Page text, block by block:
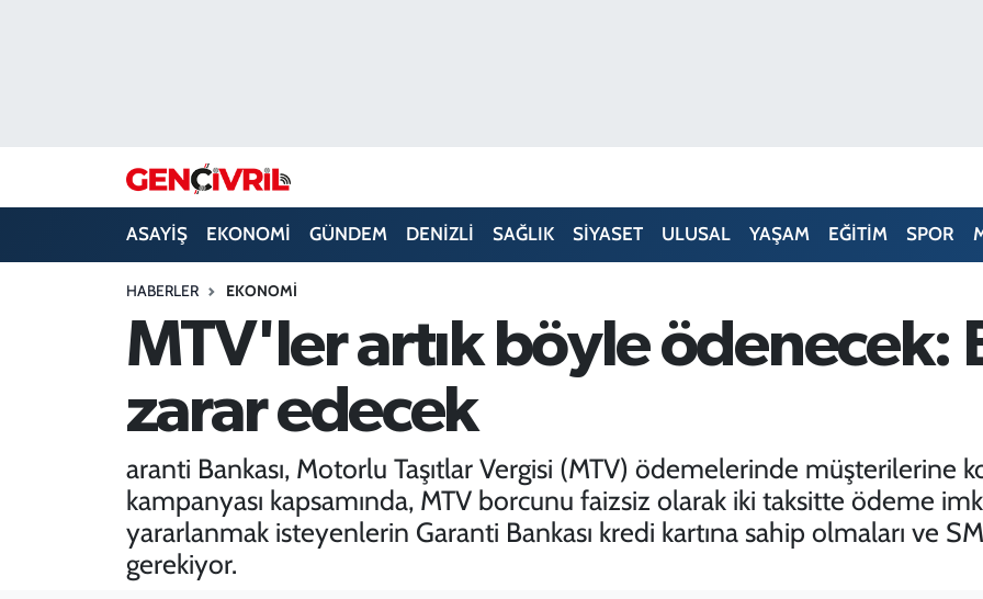
ASAYİŞ EKONOMİ GÜNDEM DENİZLİ SAĞLIK SİYASET ULUSAL YAŞAM EĞİTİM SPOR
HABERLER EKONOMI
MTV'ler artık böyle ödenecek:
zarar edecek
aranti Bankası, Motorlu Taşıtlar Vergisi (MTV) ödemelerinde müşterilerine
kampanyası kapsamında, MTV borcunu faizsiz olarak iki taksitte ödeme
yararlanmak isteyenlerin Garanti Bankası kredi kartına sahip olmaları ve
gerekiyor.
ULUSAL
SİYASET
TEKNOLOJİ
Süper Lig Puan Durumu ve Fikstür
Haber Arşivi